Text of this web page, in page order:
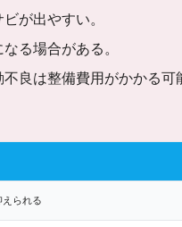
が出やすい。
る場合がある。
良は整備費用がかかる可
られる